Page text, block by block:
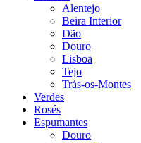
Alentejo
Beira Interior
Dão
Douro
Lisboa
Tejo
Trás-os-Montes
Verdes
Rosés
Espumantes
Douro